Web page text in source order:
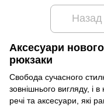
Назад
Аксесуари
рюкзаки
Свобода сучасного
зовнішнього вигляду,
речі та аксесуари, які